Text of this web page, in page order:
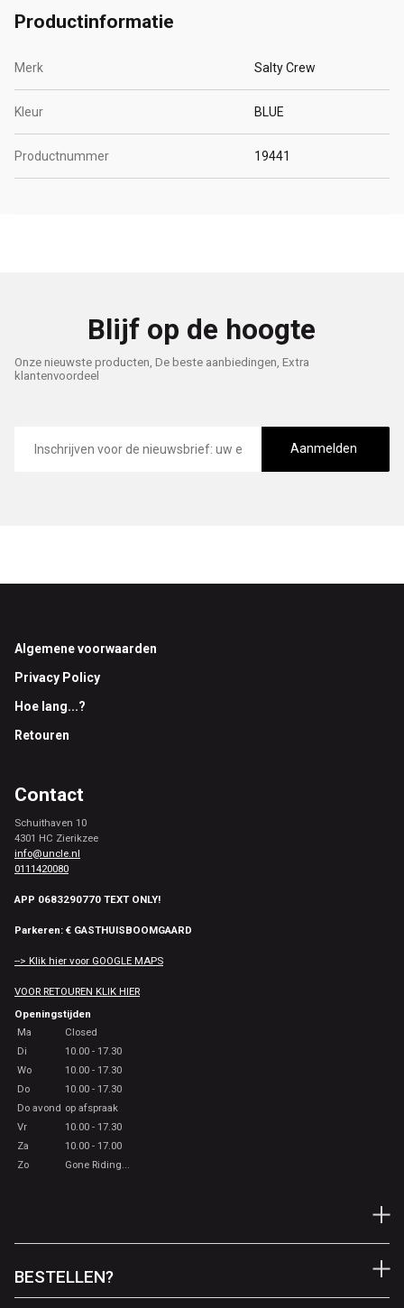
Productinformatie
Merk Salty Crew
Kleur BLUE
Productnummer 19441
Blijf op de hoogte
Onze nieuwste producten, De beste aanbiedingen, Extra
klantenvoordeel
mailadres
Aanmelden
Footer
Algemene voorwaarden
Privacy Policy
Hoe lang...?
Retouren
Contact
Schuithaven 10
4301 HC Zierikzee
info@uncle.nl
0111420080
APP 0683290770 TEXT ONLY!
Parkeren: € GASTHUISBOOMGAARD
--> Klik hier voor GOOGLE MAPS
VOOR RETOUREN KLIK HIER
Openingstijden
Ma
Closed
Di
10.00 - 17.30
Wo
10.00 - 17.30
Do
10.00 - 17.30
Do avond op afspraak
Vr
10.00 - 17.30
Za
10.00 - 17.00
Zo
Gone Riding...
BESTELLEN?